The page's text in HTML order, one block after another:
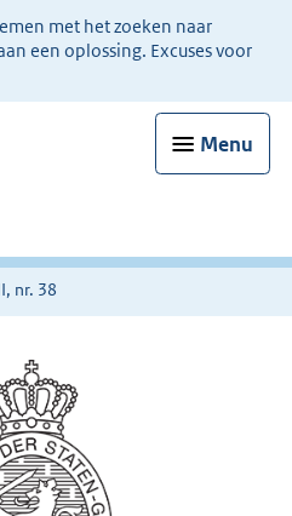
met het zoeken naar
een oplossing. Excuses voor
Menu
nr. 38